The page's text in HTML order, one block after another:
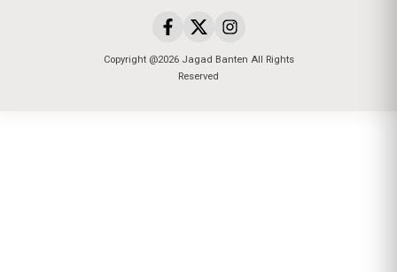
Copyright @2026 Jagad Banten All Rights
Reserved